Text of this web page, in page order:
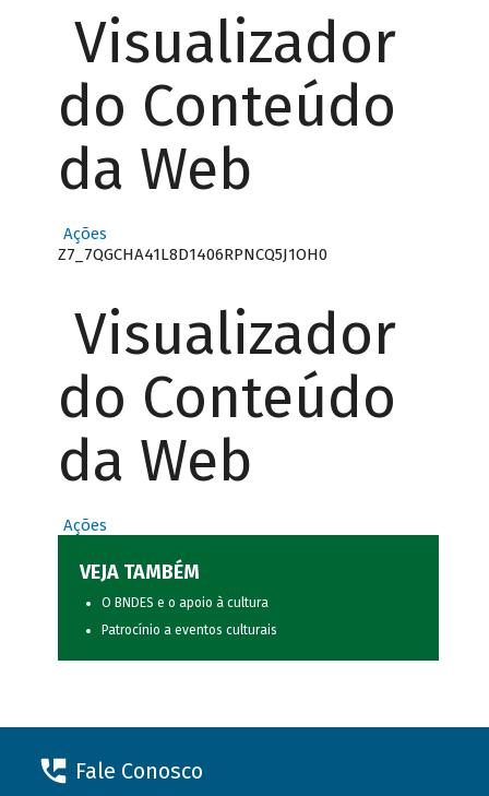
Visualizador
do Conteúdo
da Web
Ações
Z7_7QGCHA41L8D1406RPNCQ5J1OH0
Visualizador
do Conteúdo
da Web
Ações
VEJA TAMBÉM
O BNDES e o apoio à cultura
Patrocínio a eventos culturais
Fale Conosco